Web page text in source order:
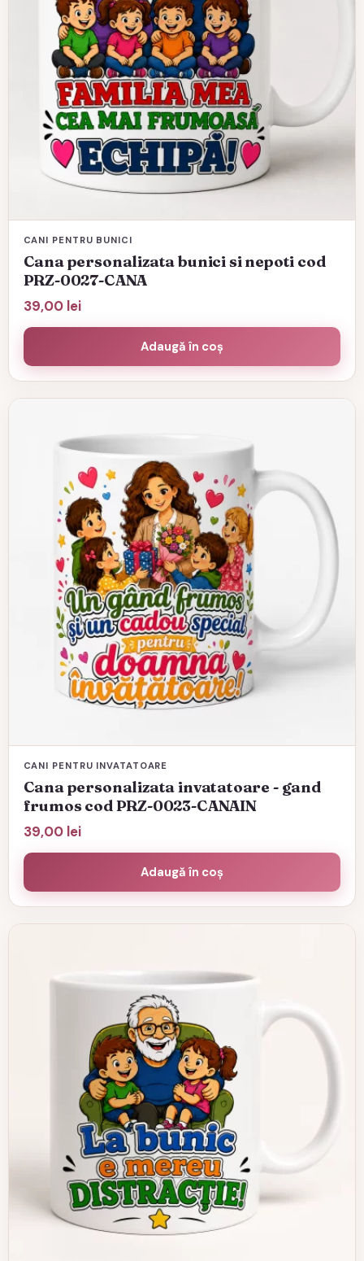
CANI PENTRU BUNICI
Cana personalizata bunici si nepoti cod
PRZ-0027-CANA
39,00 lei
Adaugă în coș
CANI PENTRU INVATATOARE
Cana personalizata invatatoare - gand
frumos cod PRZ-0023-CANAIN
39,00 lei
Adaugă în coș